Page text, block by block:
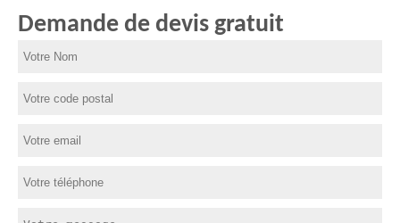
Demande de devis gratuit